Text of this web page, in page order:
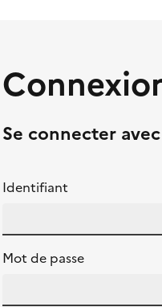
Se connecter
Identifiant
Mot de passe